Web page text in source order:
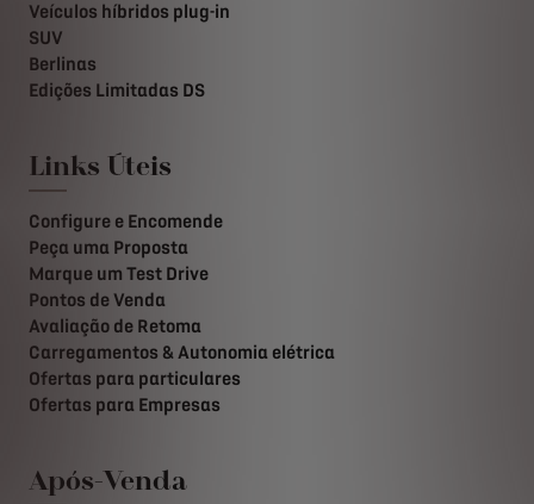
Veículos híbridos plug-in
SUV
Berlinas
Edições Limitadas DS
Links Úteis
Configure e Encomende
Peça uma Proposta
Marque um Test Drive
Pontos de Venda
Avaliação de Retoma
Carregamentos & Autonomia elétrica
Ofertas para particulares
Ofertas para Empresas
Após-Venda